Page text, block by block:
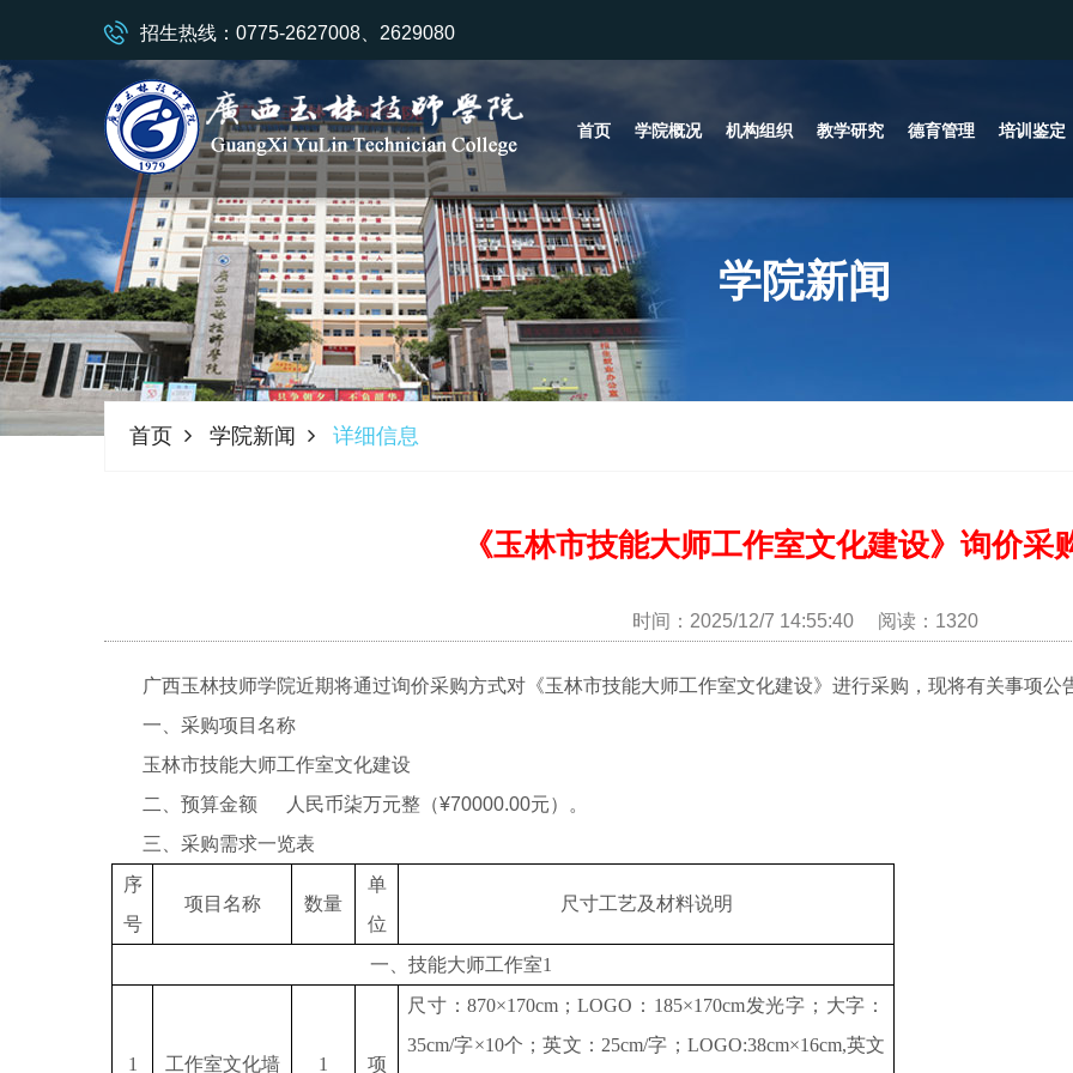
招生热线：0775-2627008、2629080
首页 学院概况 机构组织 教学研究 德育管理 培训鉴定
学院新闻
首页 学院新闻 详细信息
《玉林市技能大师工作室文化建设》询价采
时间：2025/12/7 14:55:40 阅读：1320
广西玉林技师学院近期将通过询价采购方式对《玉林市技能大师工作室文化建设》进行采购，现将有关事项公
一、采购项目名称
玉林市技能大师工作室文化建设
二、预算金额
人民币柒万元整（¥70000.00元）。
三、采购需求一览表
序
号
项目名称 数量
单
位
尺寸工艺及材料说明
一、技能大师工作室1
1 工作室文化墙 1 项
尺寸：870×170cm；LOGO：185×170cm发光字；大字：
35cm/字×10个；英文：25cm/字；LOGO:38cm×16cm,英文